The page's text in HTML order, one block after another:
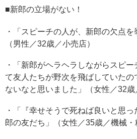
■新郎の立場がない！
・「スピーチの人が、新郎の欠点を
（男性／32歳／小売店）
・「新郎がヘラヘラしながらスピ
て友人たちが野次を飛ばしていたの
ないなと思いました」（女性／32歳
・「『幸せそうで死ねば良いと思
郎の友だち」（女性／35歳／機械・